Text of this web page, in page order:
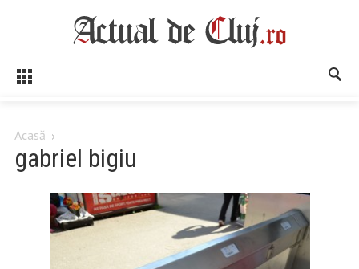
Acasă
gabriel bigiu